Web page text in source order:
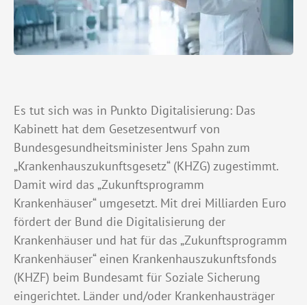
Es tut sich was in Punkto Digitalisierung: Das
Kabinett hat dem Gesetzesentwurf von
Bundesgesundheitsminister Jens Spahn zum
„Krankenhauszukunftsgesetz“ (KHZG) zugestimmt.
Damit wird das „Zukunftsprogramm
Krankenhäuser“ umgesetzt. Mit drei Milliarden Euro
fördert der Bund die Digitalisierung der
Krankenhäuser und hat für das „Zukunftsprogramm
Krankenhäuser“ einen Krankenhauszukunftsfonds
(KHZF) beim Bundesamt für Soziale Sicherung
eingerichtet. Länder und/oder Krankenhausträger